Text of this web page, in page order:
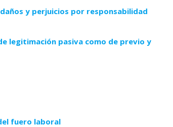
y perjuicios por responsabilidad
legitimación pasiva como de previo y
fuero laboral